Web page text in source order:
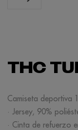
THC
Camiseta deportiva
· Jersey, 90%
· Cinta de refuerzo